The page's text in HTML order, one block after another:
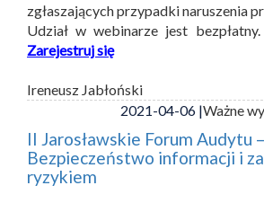
zgłaszających przypadki naruszenia
Udział w webinarze jest
Zarejestruj się
Ireneusz Jabłoński
2021-04-06 |Ważne
II Jarosławskie Forum Audytu –
Bezpieczeństwo informacji i
ryzykiem